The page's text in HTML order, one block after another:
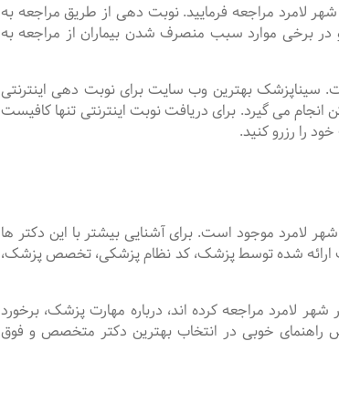
لامرد مراجعه فرمایید. نوبت دهی از طریق مراجعه به
برخی موارد سبب منصرف شدن بیماران از مراجعه به
سیناپزشک بهترین وب سایت برای نوبت دهی اینترنتی
می گیرد. برای دریافت نوبت اینترنتی تنها کافیست
را رزرو کنید.
موجود است. برای آشنایی بیشتر با این دکتر ها
ارائه شده توسط پزشک، کد نظام پزشکی، تخصص پزشک،
مراجعه کرده اند، درباره مهارت پزشک، برخورد
راهنمای خوبی در انتخاب بهترین دکتر متخصص و فوق